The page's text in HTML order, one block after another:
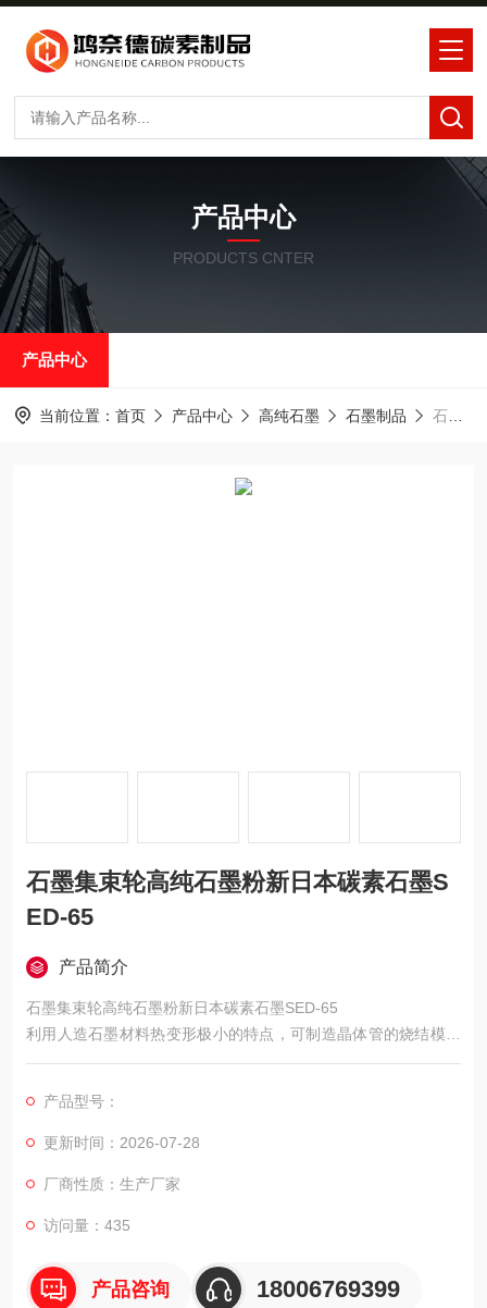
产品中心
PRODUCTS CNTER
产品中心
当前位置： 首页 产品中心 高纯石墨 石墨制品 石墨集束轮高纯石墨粉新日本碳素石墨SED-65
石墨集束轮高纯石墨粉新日本碳素石墨S
ED-65
产品简介
石墨集束轮高纯石墨粉新日本碳素石墨SED-65
利用人造石墨材料热变形极小的特点，可制造晶体管的烧结模具
和支架，现已广泛使用，它已成为发展半导体工业重要的材料。
性铸模，铸钢用铸型，耐热金属（钛，锆，钼等）用的铸型及焊
钢轨用的铝热焊型的铸型等。
产品型号：
更新时间：2026-07-28
厂商性质：生产厂家
访问量：435
产品咨询 18006769399